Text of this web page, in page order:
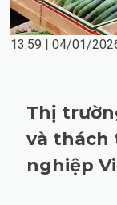
13:59 | 04/01/
Thị
và thách
nghiệp